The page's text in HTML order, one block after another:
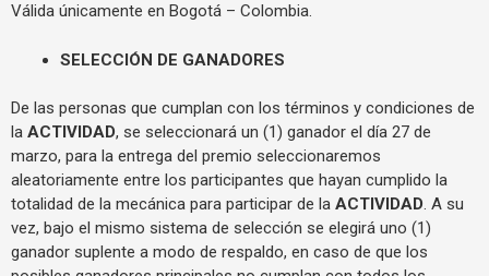
Válida únicamente en Bogotá – Colombia.
SELECCIÓN DE GANADORES
De las personas que cumplan con los términos y condiciones de
la ACTIVIDAD, se seleccionará un (1) ganador el día 27 de
marzo, para la entrega del premio seleccionaremos
aleatoriamente entre los participantes que hayan cumplido la
totalidad de la mecánica para participar de la ACTIVIDAD. A su
vez, bajo el mismo sistema de selección se elegirá uno (1)
ganador suplente a modo de respaldo, en caso de que los